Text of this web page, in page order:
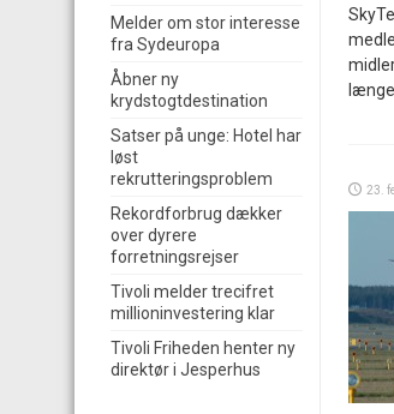
23.
Melder om stor interesse
fra Sydeuropa
Åbner ny
krydstogtdestination
Satser på unge: Hotel har
løst
rekrutteringsproblem
Rekordforbrug dækker
over dyrere
forretningsrejser
Tivoli melder trecifret
millioninvestering klar
Tivoli Friheden henter ny
direktør i Jesperhus